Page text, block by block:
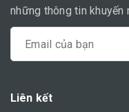
những thông tin
Liên kết